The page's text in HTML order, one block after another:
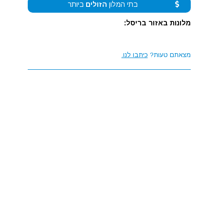
בתי המלון הזולים ביותר
מלונות באזור בריסל:
מצאתם טעות? כיתבו לנו.